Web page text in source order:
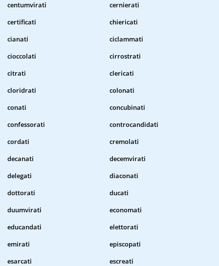
centumvirati
cernierati
certificati
chiericati
cianati
ciclammati
cioccolati
cirrostrati
citrati
clericati
cloridrati
colonati
conati
concubinati
confessorati
controcandidati
cordati
cremolati
decanati
decemvirati
delegati
diaconati
dottorati
ducati
duumvirati
economati
educandati
elettorati
emirati
episcopati
esarcati
escreati